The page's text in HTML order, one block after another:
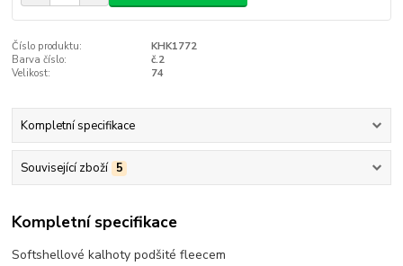
Číslo produktu:
KHK1772
Barva číslo:
č.2
Velikost:
74
Kompletní specifikace
Související zboží 5
Kompletní specifikace
Softshellové kalhoty podšité fleecem